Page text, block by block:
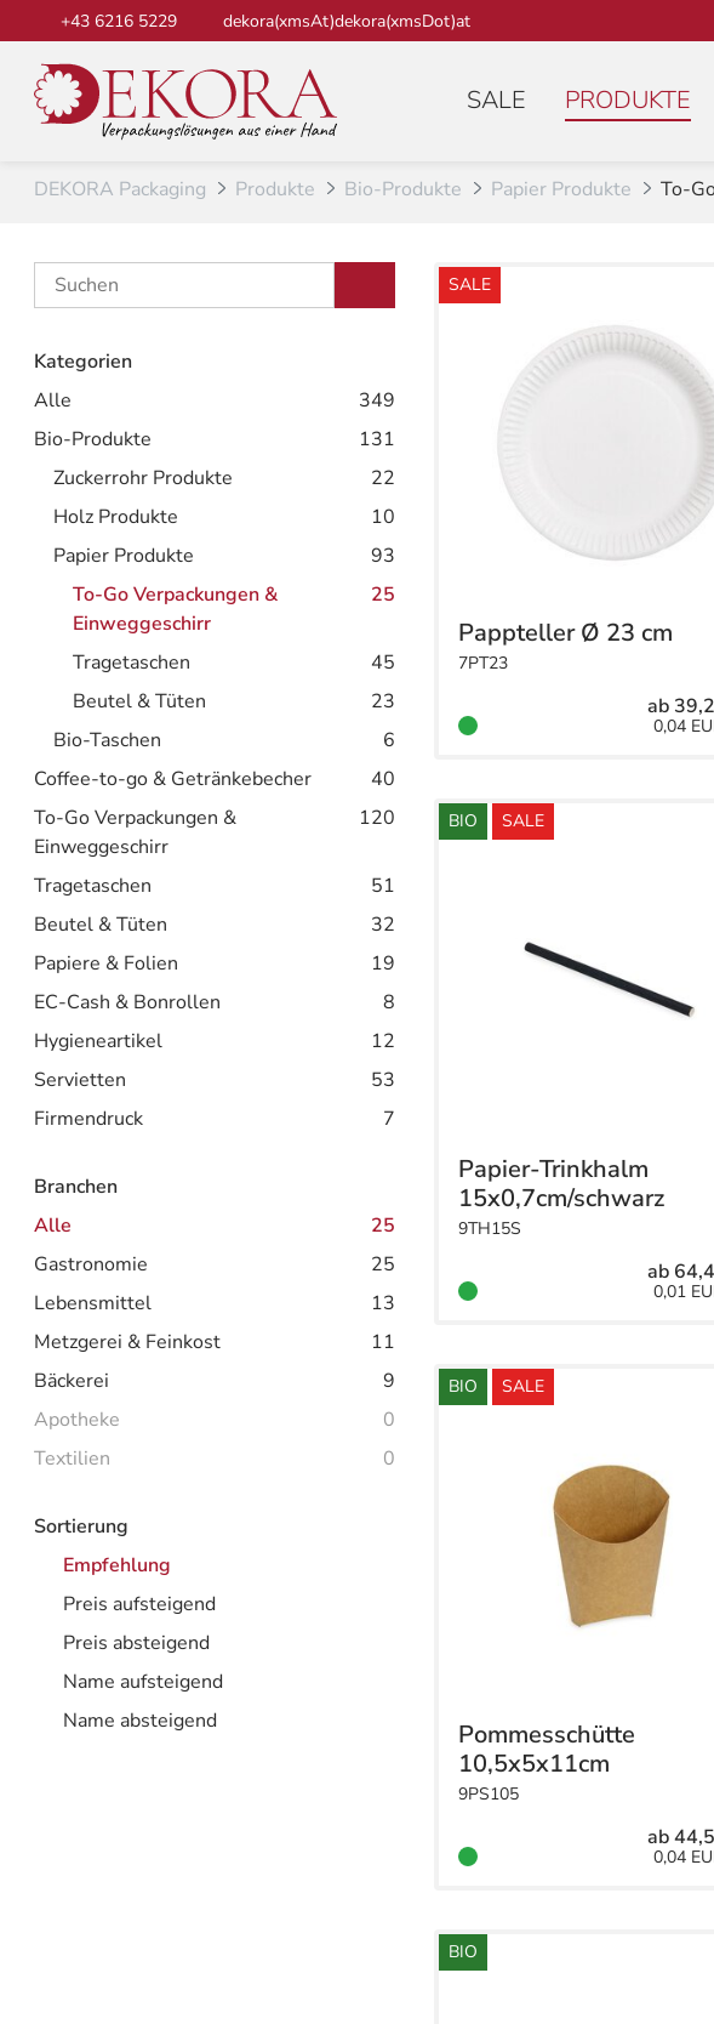
Zum Inhalt+43 6216 5229 dekora(xmsAt)dekora(xmsDot)at
SALE PRODUKTE
DEKORA Packaging Produkte Bio-Produkte Papier Produkte To-
Kategorien
Alle
349
Bio-Produkte
131
Zuckerrohr Produkte
22
Holz Produkte
10
Papier Produkte
93
To-Go Verpackungen &
Einweggeschirr
25
Tragetaschen
45
Beutel & Tüten
23
Bio-Taschen
6
Coffee-to-go & Getränkebecher
40
To-Go Verpackungen &
Einweggeschirr
120
Tragetaschen
51
Beutel & Tüten
32
Papiere & Folien
19
EC-Cash & Bonrollen
8
Hygieneartikel
12
Servietten
53
Firmendruck
7
Branchen
Alle
25
Gastronomie
25
Lebensmittel
13
Metzgerei & Feinkost
11
Bäckerei
9
Apotheke
0
Textilien
0
Sortierung
Empfehlung
Preis aufsteigend
Preis absteigend
Name aufsteigend
Name absteigend
SALE
Pappteller Ø 23 cm
7PT23
ab
0,04
BIO SALE
Papier-Trinkhalm
15x0,7cm/schwarz
9TH15S
ab
0,01
BIO SALE
Pommesschütte
10,5x5x11cm
9PS105
ab
0,04
BIO